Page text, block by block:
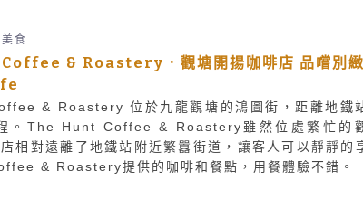
食
& Roastery．觀塘開揚咖啡店 品嚐別
& Roastery 位於九龍觀塘的鴻圖街，距離地鐵
。The Hunt Coffee & Roastery雖然位處繁忙的
相對遠離了地鐵站附近繁囂街道，讓客人可以靜靜的
& Roastery提供的咖啡和餐點，用餐體驗不錯。